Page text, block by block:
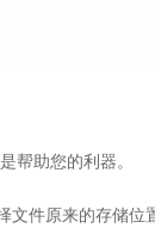
帮助您的利器。
件原来的存储位